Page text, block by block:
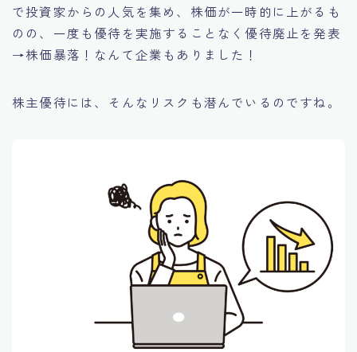
で投資家からの人気を集め、株価が一時的に上がるも
のの、一度も優待を実施することなく優待廃止を発表
→株価暴落！なんて企業もありました！
株主優待には、そんなリスクも潜んでいるのですね。